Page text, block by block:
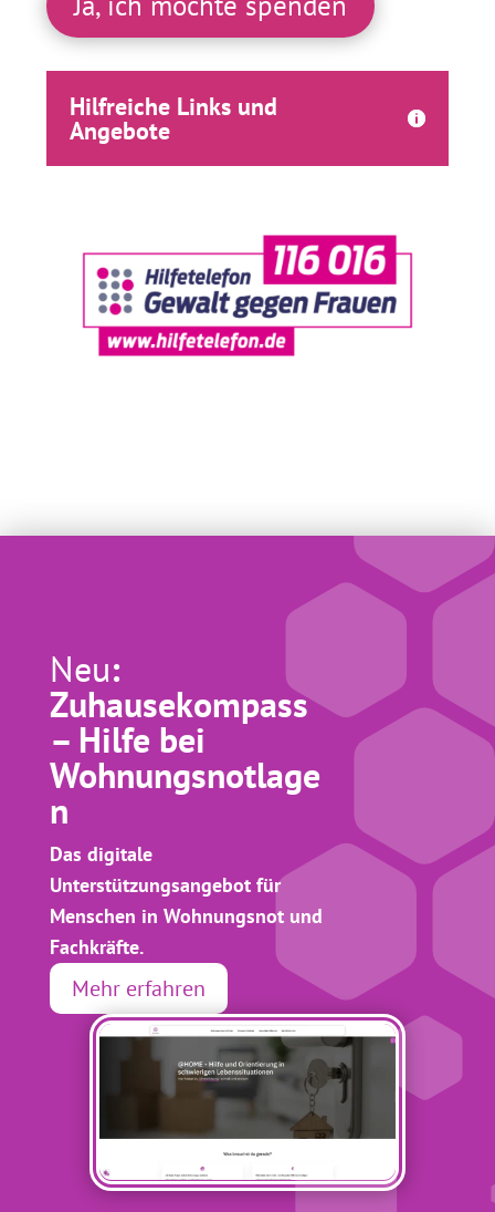
Hilfreiche Links und
Angebote
Neu:
Zuhausekompass
– Hilfe bei
Wohnungsnotlage
n
Das digitale
Unterstützungsangebot für
Menschen in Wohnungsnot und
Fachkräfte.
Mehr erfahren